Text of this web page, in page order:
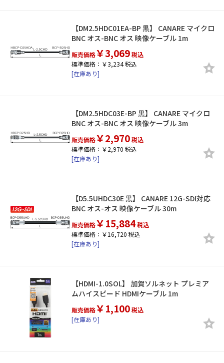
【DM2.5HDC01EA-BP 黒】 CANARE マイクロ
BNC オス-BNC オス 映像ケーブル 1m
販売価格￥3,069税込
標準価格：￥3,234 税込
[在庫あり]
【DM2.5HDC03E-BP 黒】 CANARE マイクロ
BNC オス-BNC オス 映像ケーブル 3m
販売価格￥2,970税込
標準価格：￥2,970 税込
[在庫あり]
【D5.5UHDC30E 黒】 CANARE 12G-SDI対応
BNC オス-オス 映像ケーブル 30m
販売価格￥15,884税込
標準価格：￥16,720 税込
[在庫あり]
【HDMI-1.0SOL】 加賀ソルネット プレミア
ムハイスピード HDMIケーブル 1m
販売価格￥1,100税込
[在庫あり]